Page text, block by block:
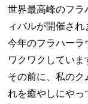
世界最高峰のフラ
ィバルが開催され
今年のフラハーラ
ワクワクしていま
その前に、私のク
れを癒やしにやっ